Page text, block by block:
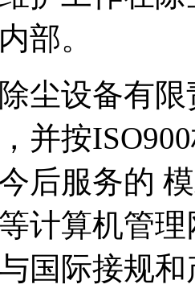
部。
尘设备有
并按
后服务的
计算机管
国际接规